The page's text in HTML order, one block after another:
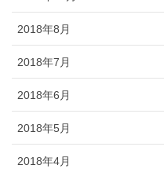
2018年8月
2018年7月
2018年6月
2018年5月
2018年4月